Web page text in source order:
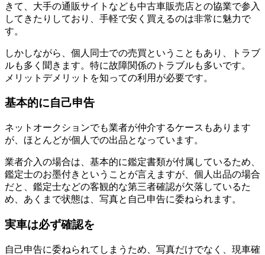
きて、大手の通販サイトなども中古車販売店との協業で参入
してきたりしており、手軽で安く買えるのは非常に魅力で
す。
しかしながら、個人同士での売買ということもあり、トラブ
ルも多く聞きます。特に故障関係のトラブルも多いです。
メリットデメリットを知っての利用が必要です。
基本的に自己申告
ネットオークションでも業者が仲介するケースもあります
が、ほとんどが個人での出品となっています。
業者介入の場合は、基本的に鑑定書類が付属しているため、
鑑定士のお墨付きということが言えますが、個人出品の場合
だと、鑑定士などの客観的な第三者確認が欠落しているた
め、あくまで状態は、写真と自己申告に委ねられます。
実車は必ず確認を
自己申告に委ねられてしまうため、写真だけでなく、現車確